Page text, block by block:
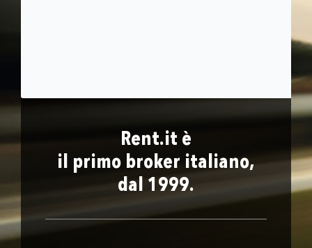
Rent.it è
il primo broker italiano,
dal 1999.